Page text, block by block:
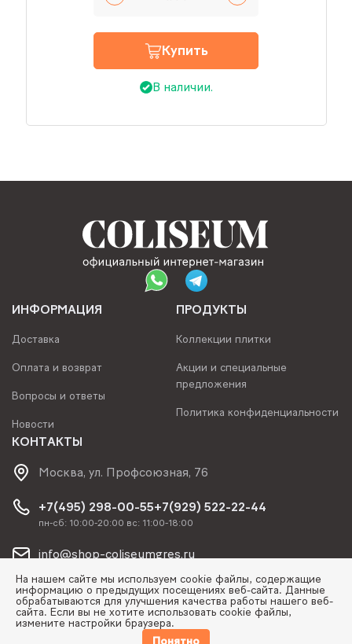
Купить
В наличии.
ИНФОРМАЦИЯ
Доставка
Оплата и возврат
Вопросы и ответы
Новости
ПРОДУКТЫ
Коллекции плитки
Акции и специальные
предложения
Политика конфиденциальности
КОНТАКТЫ
Москва, ул. Профсоюзная, 76
+7(495) 298-00-55+7(929) 522-22-44
пн-сб: 10:00-20:00 вс: 11:00-18:00
info@shop-coliseumgres.ru
© Copyright 2026 | Coliseum Gres, ООО "СИТИ"
На нашем сайте мы используем cookie файлы, содержащие
информацию о предыдущих посещениях веб-сайта. Данные
обрабатываются для улучшения качества работы нашего веб-
сайта. Если вы не хотите использовать cookie файлы,
измените настройки браузера.
Понятно